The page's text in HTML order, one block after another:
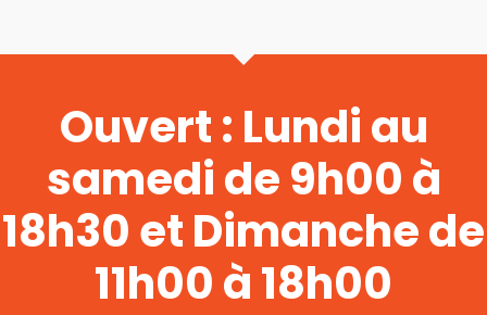
Ouvert : Lundi au
samedi de 9h00 à
18h30 et Dimanche de
11h00 à 18h00